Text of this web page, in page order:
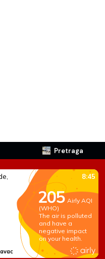
Pretraga